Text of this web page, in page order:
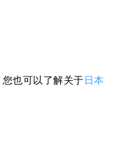
您也可以了解关于 日本